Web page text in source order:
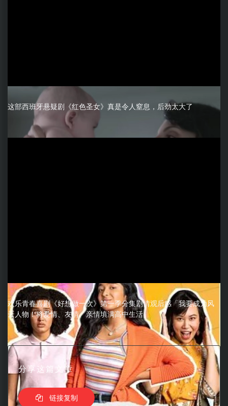
这部西班牙悬疑剧《红色圣女》真是令人窒息，后劲太大了
欢乐青春喜剧《好想做一次》第一季分集剧情观后感「我要成为风
云人物！将爱情、友情、亲情填满高中生活」
分享这篇文章
链接复制